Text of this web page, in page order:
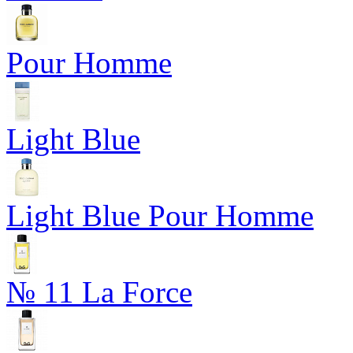
Pour Homme
Light Blue
Light Blue Pour Homme
№ 11 La Force